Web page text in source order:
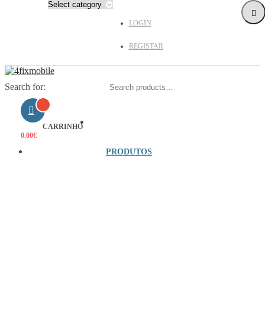
LOGIN
REGISTAR
Search for:
CARRINHO
0.00€
PRODUTOS